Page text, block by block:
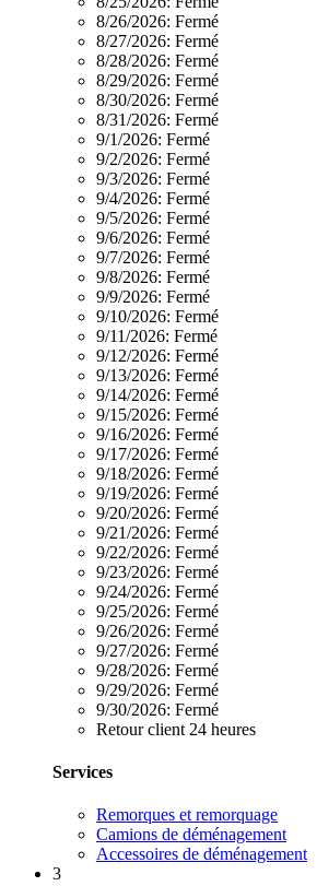
8/26/2026: Fermé
8/27/2026: Fermé
8/28/2026: Fermé
8/29/2026: Fermé
8/30/2026: Fermé
8/31/2026: Fermé
9/1/2026: Fermé
9/2/2026: Fermé
9/3/2026: Fermé
9/4/2026: Fermé
9/5/2026: Fermé
9/6/2026: Fermé
9/7/2026: Fermé
9/8/2026: Fermé
9/9/2026: Fermé
9/10/2026: Fermé
9/11/2026: Fermé
9/12/2026: Fermé
9/13/2026: Fermé
9/14/2026: Fermé
9/15/2026: Fermé
9/16/2026: Fermé
9/17/2026: Fermé
9/18/2026: Fermé
9/19/2026: Fermé
9/20/2026: Fermé
9/21/2026: Fermé
9/22/2026: Fermé
9/23/2026: Fermé
9/24/2026: Fermé
9/25/2026: Fermé
9/26/2026: Fermé
9/27/2026: Fermé
9/28/2026: Fermé
9/29/2026: Fermé
9/30/2026: Fermé
Retour client 24 heures
Services
Remorques et remorquage
Camions de déménagement
Accessoires de déménagement
3